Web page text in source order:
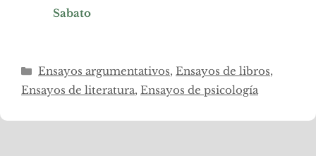
Sabato
Categorías
Ensayos argumentativos, Ensayos de libros,
Ensayos de literatura, Ensayos de psicología